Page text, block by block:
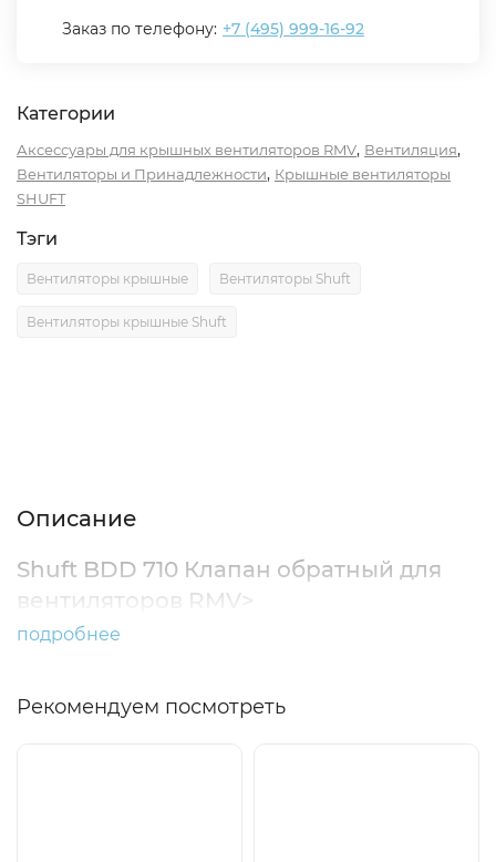
Заказ по телефону: +7 (495) 999-16-92
Категории
Аксессуары для крышных вентиляторов RMV, Вентиляция,
Вентиляторы и Принадлежности, Крышные вентиляторы
SHUFT
Тэги
Вентиляторы крышные Вентиляторы Shuft
Вентиляторы крышные Shuft
Описание
Shuft BDD 710 Клапан обратный для
вентиляторов RMV>
подробнее
Рекомендуем посмотреть